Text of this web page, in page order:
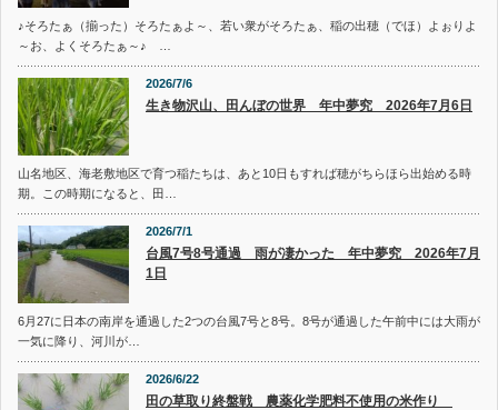
♪そろたぁ（揃った）そろたぁよ～、若い衆がそろたぁ、稲の出穂（でほ）よぉりよ
～お、よくそろたぁ～♪ …
2026/7/6
生き物沢山、田んぼの世界 年中夢究 2026年7月6日
山名地区、海老敷地区で育つ稲たちは、あと10日もすれば穂がちらほら出始める時
期。この時期になると、田…
2026/7/1
台風7号8号通過 雨が凄かった 年中夢究 2026年7月
1日
6月27に日本の南岸を通過した2つの台風7号と8号。8号が通過した午前中には大雨が
一気に降り、河川が…
2026/6/22
田の草取り終盤戦 農薬化学肥料不使用の米作り